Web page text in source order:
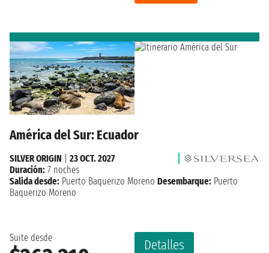
América del Sur: Ecuador
Suite desde Detalles
SILVER ORIGIN
23 OCT. 2027
Duración: 7 noches
Salida desde: Puerto Baquerizo Moreno Desembarque: Puerto
Baquerizo Moreno